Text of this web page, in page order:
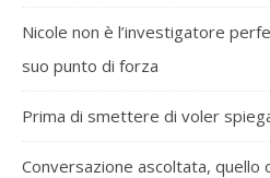
Nicole non è l’investigatore
suo punto di forza
Prima di smettere di voler
Conversazione ascoltata, quello